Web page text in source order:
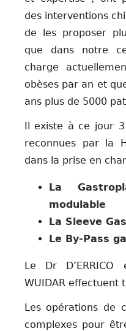
des interventions
de les proposer
que dans notre
charge actuellement plus de 400 patients
obèses par an et que nous avons opéré en 20
ans plus de 5000
Il existe à ce jour 3 techniques chirurgicales
reconnues par la Haute Autorité de Santé
dans la prise en
La
modulable
La Sleeve
Le By-Pass
Le Dr
WUIDAR effectuent
Les opérations de chirurgie bariatrique sont
complexes pour